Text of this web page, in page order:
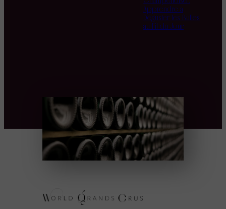
Apprendre à
Déguster les Bulles
au Fil du Jour